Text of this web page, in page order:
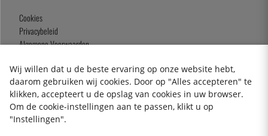
Cookies
Privacybeleid
Algemene Voorwaarden
2026 KitchenLab AB
Wij willen dat u de beste ervaring op onze website hebt,
daarom gebruiken wij cookies. Door op "Alles accepteren" te
klikken, accepteert u de opslag van cookies in uw browser.
Om de cookie-instellingen aan te passen, klikt u op
"Instellingen".